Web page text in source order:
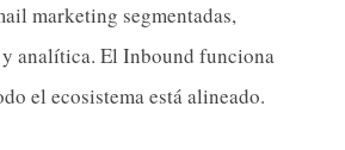
marketing segmentadas,
analítica. El Inbound funciona
el ecosistema está alineado.